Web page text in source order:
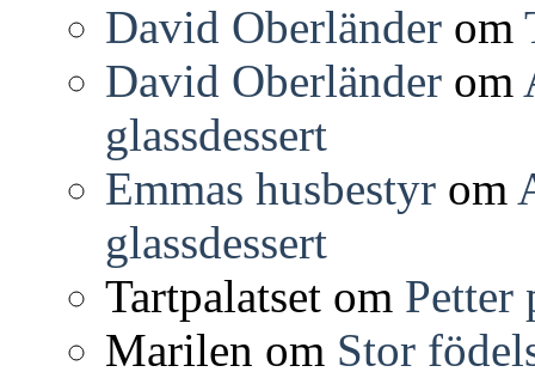
David Oberländer om
David Oberländer om
glassdessert
Emmas husbestyr om
glassdessert
Tartpalatset om Petter
Marilen om Stor